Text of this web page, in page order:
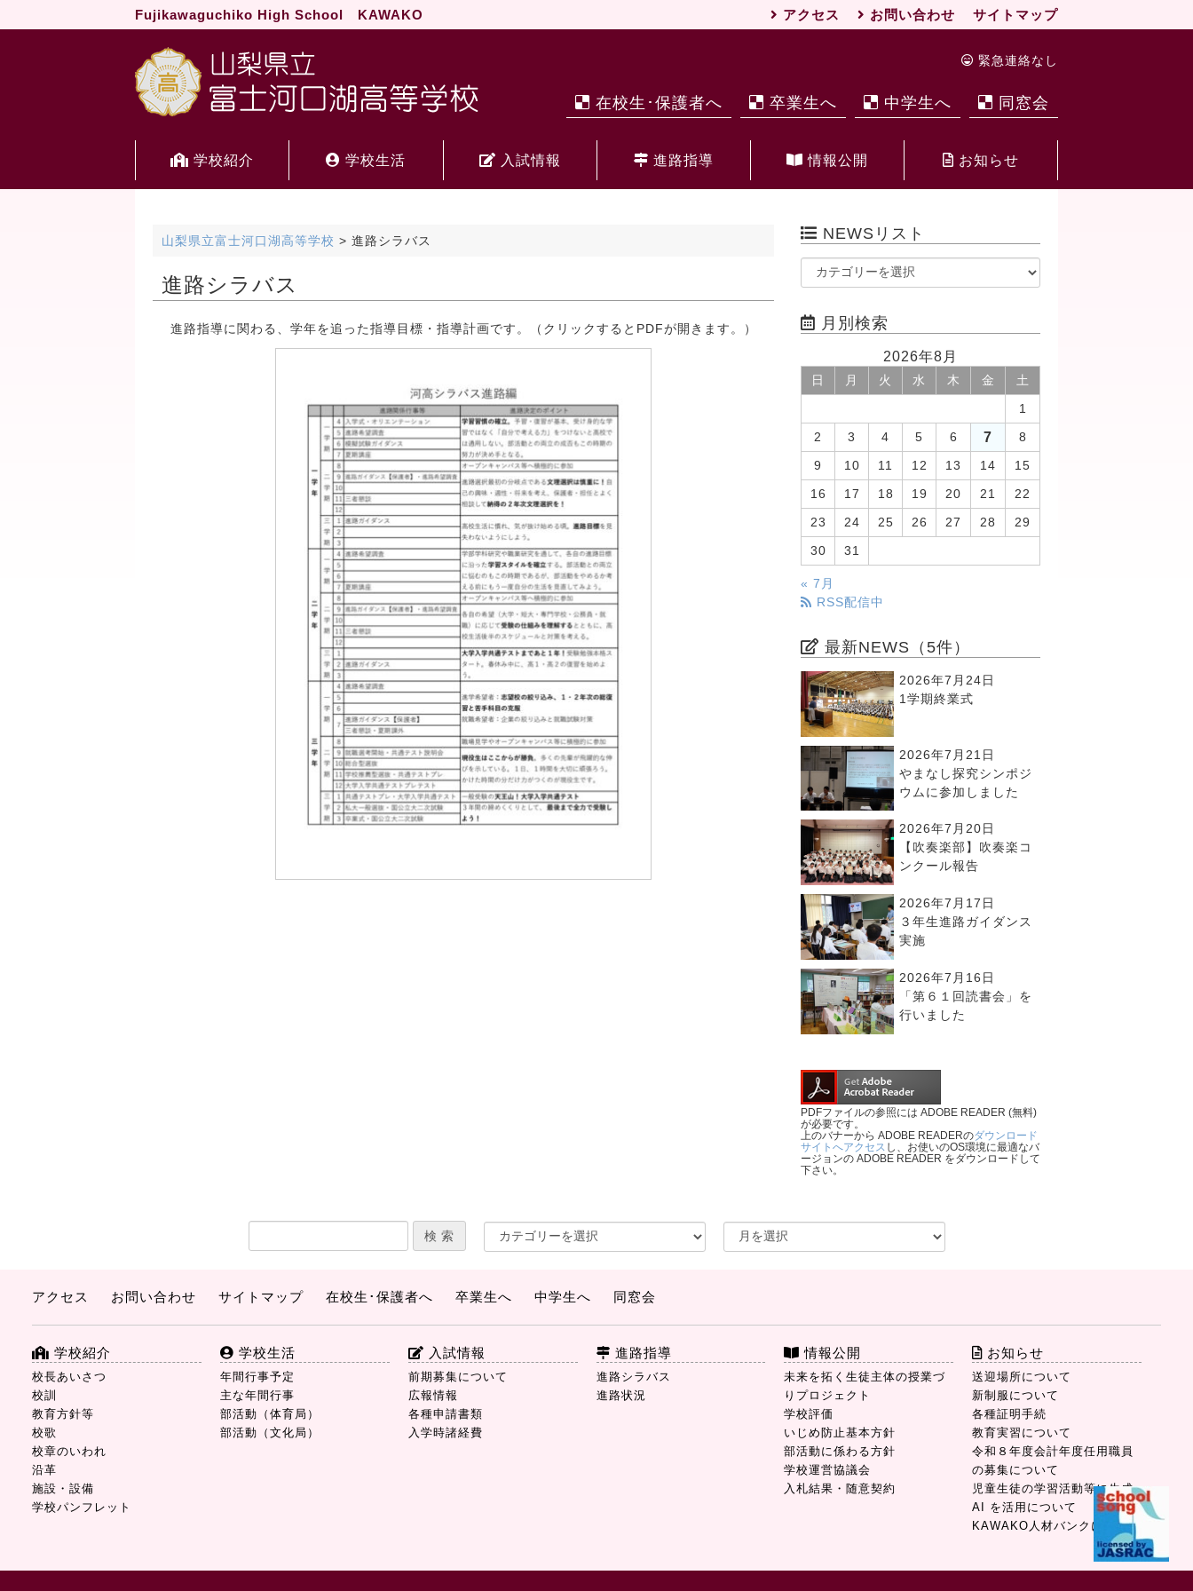
Fujikawaguchiko High School KAWAKO サイトマップ
お問い合わせ
アクセス
緊急連絡なし
在校生･保護者へ 卒業生へ 中学生へ 同窓会
学校紹介 学校生活 入試情報 進路指導 情報公開 お知らせ
山梨県立富士河口湖高等学校 > 進路シラバス
進路シラバス
進路指導に関わる、学年を追った指導目標・指導計画です。（クリックするとPDFが開きます。）
NEWSリスト
月別検索
2026年8月
日 月 火 水 木 金 土
1
2 3 4 5 6 7 8
9 10 11 12 13 14 15
16 17 18 19 20 21 22
23 24 25 26 27 28 29
30 31
« 7月
RSS配信中
最新NEWS（5件）
2026年7月24日
1学期終業式
2026年7月21日
やまなし探究シンポジ
ウムに参加しました
2026年7月20日
【吹奏楽部】吹奏楽コ
ンクール報告
2026年7月17日
３年生進路ガイダンス
実施
2026年7月16日
「第６１回読書会」を
行いました
PDFファイルの参照には ADOBE READER (無料)
が必要です。
上のバナーから ADOBE READERのダウンロード
サイトへアクセス し、お使いのOS環境に最適なバ
ージョンの ADOBE READER をダウンロードして
下さい。
アクセス お問い合わせ サイトマップ 在校生･保護者へ 卒業生へ 中学生へ 同窓会
学校紹介
校長あいさつ
校訓
教育方針等
校歌
校章のいわれ
沿革
施設・設備
学校パンフレット
学校生活
年間行事予定
主な年間行事
部活動（体育局）
部活動（文化局）
入試情報
前期募集について
広報情報
各種申請書類
入学時諸経費
進路指導
進路シラバス
進路状況
情報公開
未来を拓く生徒主体の授業づ
りプロジェクト
学校評価
いじめ防止基本方針
部活動に係わる方針
学校運営協議会
入札結果・随意契約
お知らせ
送迎場所について
新制服について
各種証明手続
教育実習について
令和８年度会計年度任用職員
の募集について
児童生徒の学習活動等に生成
AI を活用について
KAWAKO人材バンクについて